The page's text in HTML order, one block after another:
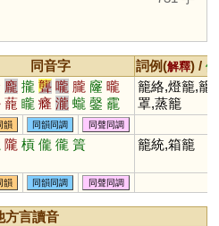
同音字 詞例(解釋) /
龐 攏 聾 嚨 朧 窿 曨
蘢 矓 癃 瀧 蠬 鏧 靇
龒 鸗 巃 鑨 躘 櫳 襱
籠絡,燈籠,籠
罩,蒸籠
韻 同韻同調 同聲同調
隴 槓 儱 徿 篢 籠統,箱籠
韻 同韻同調 同聲同調
方言讀音